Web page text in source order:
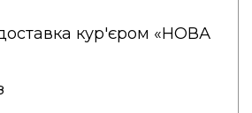
кур'єром «НОВА